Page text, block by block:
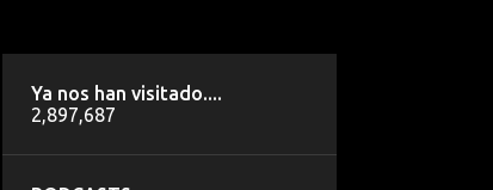
Ya nos han visitado....
2,897,687